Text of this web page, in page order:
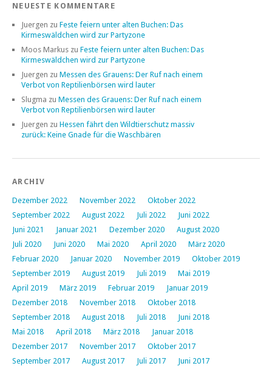
NEUESTE KOMMENTARE
Juergen zu Feste feiern unter alten Buchen: Das
Kirmeswäldchen wird zur Partyzone
Moos Markus zu Feste feiern unter alten Buchen: Das
Kirmeswäldchen wird zur Partyzone
Juergen zu Messen des Grauens: Der Ruf nach einem
Verbot von Reptilienbörsen wird lauter
Slugma zu Messen des Grauens: Der Ruf nach einem
Verbot von Reptilienbörsen wird lauter
Juergen zu Hessen fährt den Wildtierschutz massiv
zurück: Keine Gnade für die Waschbären
ARCHIV
Dezember 2022 November 2022
Oktober 2022
September 2022
August 2022 Juli 2022
Juni 2022
Juni 2021
Januar 2021 Dezember 2020
August 2020
Juli 2020
Juni 2020 Mai 2020 April 2020
März 2020
Februar 2020
Januar 2020 November 2019
Oktober 2019
September 2019
August 2019 Juli 2019
Mai 2019
April 2019
März 2019 Februar 2019
Januar 2019
Dezember 2018
November 2018
Oktober 2018
September 2018
August 2018 Juli 2018
Juni 2018
Mai 2018
April 2018 März 2018
Januar 2018
Dezember 2017
November 2017
Oktober 2017
September 2017
August 2017 Juli 2017
Juni 2017